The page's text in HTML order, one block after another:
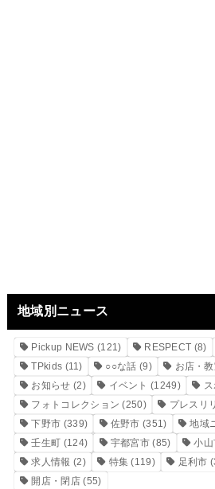
地域別ニュース
Pickup NEWS (121) RESPECT (8)
TPkids (11) ○○な話 (9) お店・
お知らせ (2) イベント (1249)
フォトコレクション (250) プレスリ
下野市 (339) 佐野市 (351) 地域
壬生町 (124) 宇都宮市 (85) 小山
求人情報 (2) 特集 (119) 足利市
開店・閉店(55)